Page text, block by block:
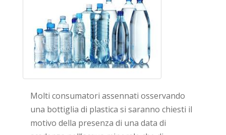
Molti consumatori assennati osservando
una bottiglia di plastica si saranno chiesti il
motivo della presenza di una data di